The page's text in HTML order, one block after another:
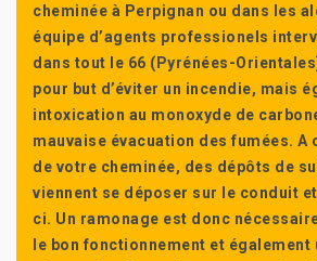
cheminée à Perpignan ou dans les
équipe d’agents professionels
dans tout le 66 (Pyrénées-
pour but d’éviter un incendie, mais
intoxication au monoxyde de
mauvaise évacuation des fumées.
de votre cheminée, des dépôts de
viennent se déposer sur le conduit
ci. Un ramonage est donc
le bon fonctionnement et également